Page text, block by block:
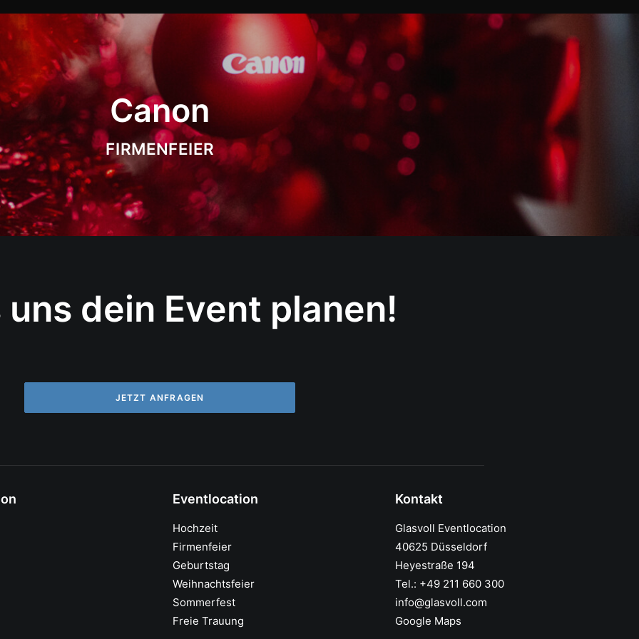
Canon
FIRMENFEIER
uns dein Event planen!
JETZT ANFRAGEN
Eventlocation
Hochzeit
Firmenfeier
Geburtstag
Weihnachtsfeier
Sommerfest
Freie Trauung
Kontakt
Glasvoll Eventlocation
40625 Düsseldorf
Heyestraße 194
Tel.: +49 211 660 300
info@glasvoll.com
Google Maps